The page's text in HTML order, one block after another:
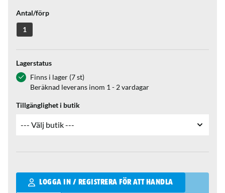
Antal/förp
1
Lagerstatus
Finns i lager (7 st)
Beräknad leverans inom 1 - 2 vardagar
Tillgänglighet i butik
LOGGA IN / REGISTRERA FÖR ATT HANDLA
Qantity